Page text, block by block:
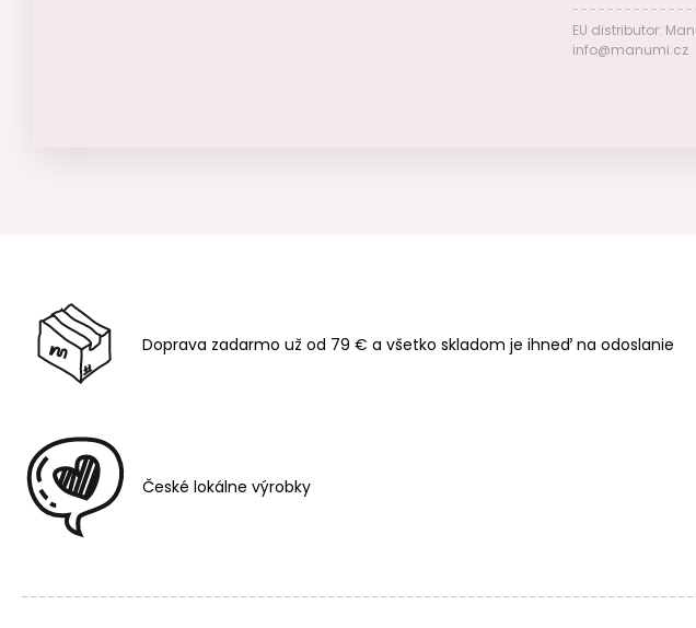
EU distributor:
info@manumi.cz
Doprava zadarmo už od 79 € a všetko skladom je ihneď na odoslanie
České lokálne výrobky